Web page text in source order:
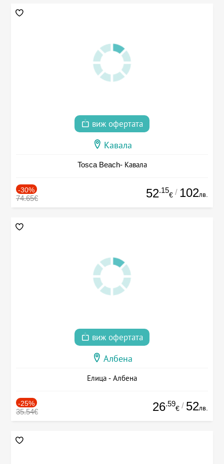
виж офертата
Кавала
Tosca Beach- Кавала
-30%
74.65€ 52.15
€ / 102лв.
виж офертата
Албена
Елица - Албена
-25%
35.54€ 26.59
€ / 52лв.